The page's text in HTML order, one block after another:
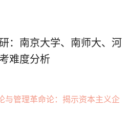
：南京大学、南师大、河
难度分析